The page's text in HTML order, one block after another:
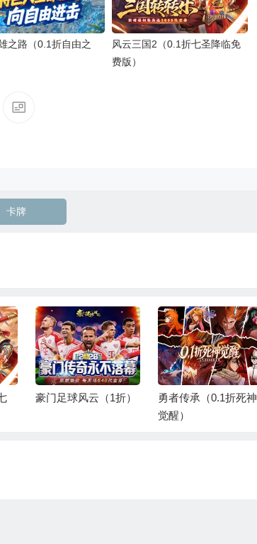
之路（0.1折自由之
风云三国2（0.1折七圣降临免
费版）
卡牌
豪门足球风云（1折）
勇者传承（0.1折死神
觉醒）